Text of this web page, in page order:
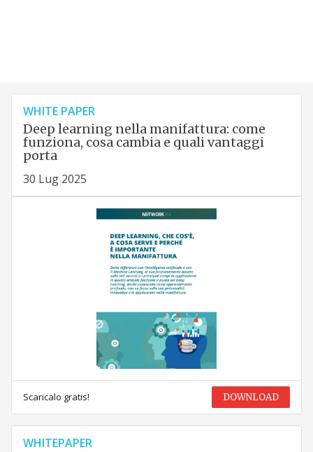
WHITE PAPER
Deep learning nella manifattura: come
funziona, cosa cambia e quali vantaggi
porta
30 Lug 2025
Scaricalo gratis! DOWNLOAD
WHITEPAPER